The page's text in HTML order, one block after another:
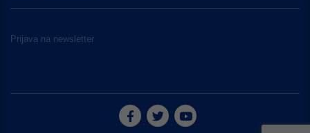
Prijava na newsletter